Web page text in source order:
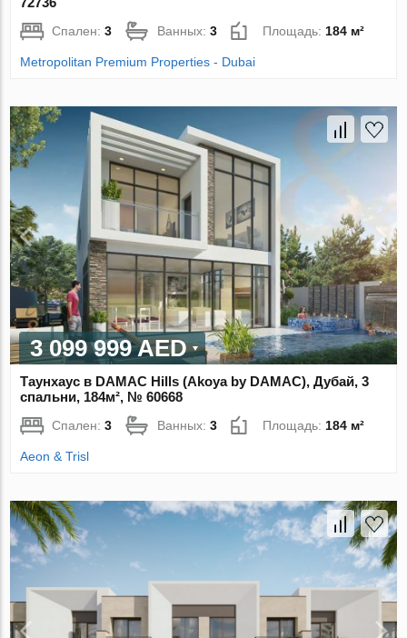
Спален:3 Ванных:3 Площадь: 184 м²
Metropolitan Premium Properties - Dubai
3 099 999 AED
Таунхаус в DAMAC Hills (Akoya by DAMAC), Дубай, 3
спальни, 184м², № 60668
Спален:3 Ванных:3 Площадь: 184 м²
Aeon & Trisl